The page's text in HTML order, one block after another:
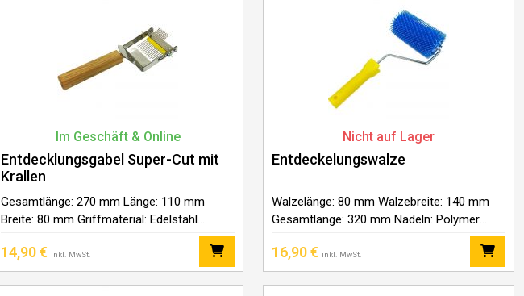
Im Geschäft & Online
Entdecklungsgabel Super-Cut mit
Krallen
Gesamtlänge: 270 mm Länge: 110 mm
Breite: 80 mm Griffmaterial: Edelstahl
Nadeln: Edelstahl Anzahl der Nadeln: –
hauptteil – 18 Stück, – vorderteil – 9 Stück
14,90€ inkl. MwSt.
Nicht auf Lager
Entdeckelungswalze
Walzelänge: 80 mm Walzebreite: 140 mm
Gesamtlänge: 320 mm Nadeln: Polymer
16,90€ inkl. MwSt.